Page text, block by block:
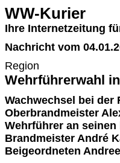
WW-Kurier
Ihre Internetzeitung
Nachricht vom
Region
Wehrführerwahl
Wachwechsel bei der
Oberbrandmeister
Wehrführer an
Brandmeister André
Beigeordneten